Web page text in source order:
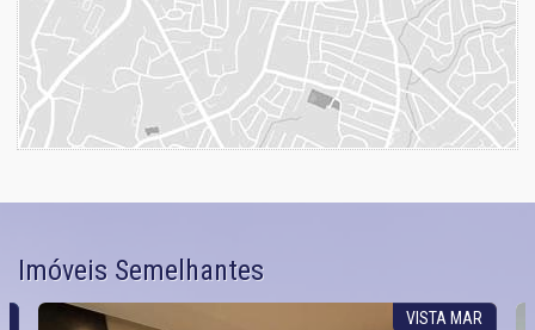
Imóveis Semelhantes
VISTA MAR